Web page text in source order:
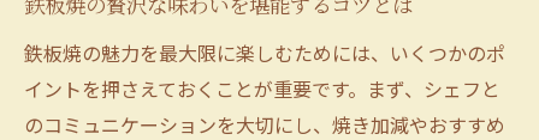
鉄板焼の贅沢な味わいを堪能するコツとは
鉄板焼の魅力を最大限に楽しむためには、いくつかのポ
イントを押さえておくことが重要です。まず、シェフと
のコミュニケーションを大切にし、焼き加減やおすすめ